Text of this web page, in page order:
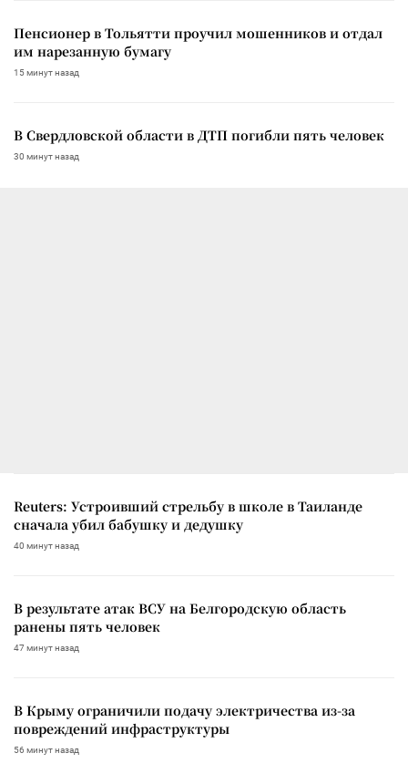
Пенсионер в Тольятти проучил мошенников и отдал
им нарезанную бумагу
15 минут назад
В Свердловской области в ДТП погибли пять человек
30 минут назад
Reuters: Устроивший стрельбу в школе в Таиланде
сначала убил бабушку и дедушку
40 минут назад
В результате атак ВСУ на Белгородскую область
ранены пять человек
47 минут назад
В Крыму ограничили подачу электричества из-за
повреждений инфраструктуры
56 минут назад